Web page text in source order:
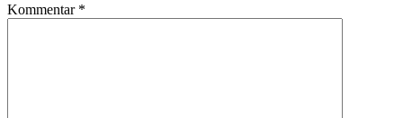
Kommentar *